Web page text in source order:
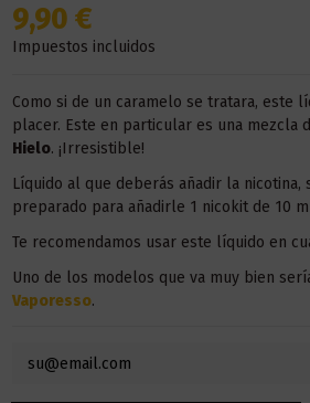
9,90 €
Impuestos incluidos
Como si de un caramelo se tratara, este
placer. Este en particular es una mezcla
Hielo. ¡Irresistible!
Líquido al que deberás añadir la nicotina,
preparado para añadirle 1 nicokit de 10
Te recomendamos usar este líquido en
Uno de los modelos que va muy bien
Vaporesso.